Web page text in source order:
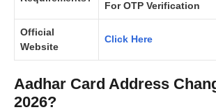
For OTP Verification
Official
Website
Click Here
Aadhar Card Address
2026?